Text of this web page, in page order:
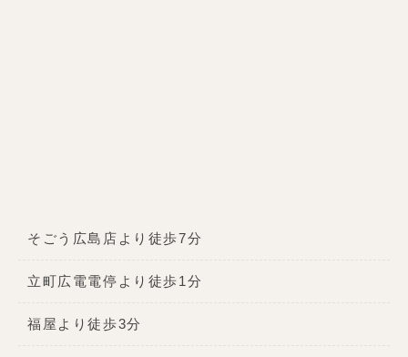
そごう広島店より徒歩7分
立町広電電停より徒歩1分
福屋より徒歩3分